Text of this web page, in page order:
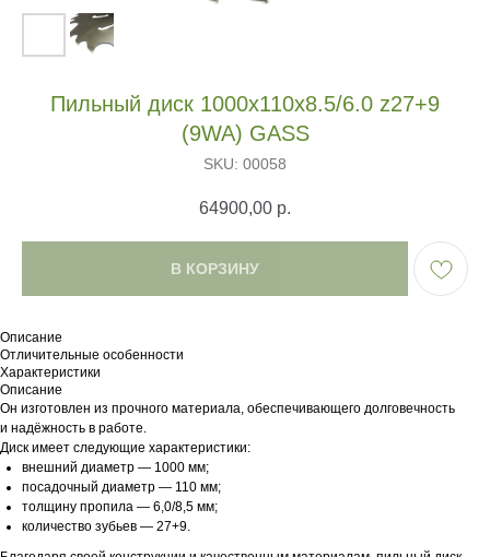
Пильный диск 1000х110х8.5/6.0 z27+9
(9WA) GASS
SKU: 00058
64900,00 р.
В КОРЗИНУ
Описание
Отличительные особенности
Характеристики
Описание
Он изготовлен из прочного материала, обеспечивающего долговечность
и надёжность в работе.
Диск имеет следующие характеристики:
внешний диаметр — 1000 мм;
посадочный диаметр — 110 мм;
толщину пропила — 6,0/8,5 мм;
количество зубьев — 27+9.